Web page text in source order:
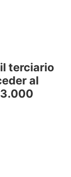
terciario
al